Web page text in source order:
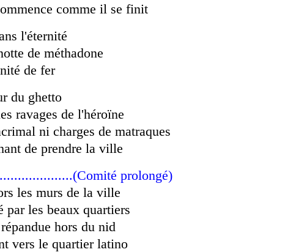
comme il se finit
l'éternité
de méthadone
de fer
du ghetto
ravages de l'héroïne
ni charges de matraques
de prendre la ville
prolongé)
les murs de la ville
par les beaux quartiers
hors du nid
vers le quartier latino